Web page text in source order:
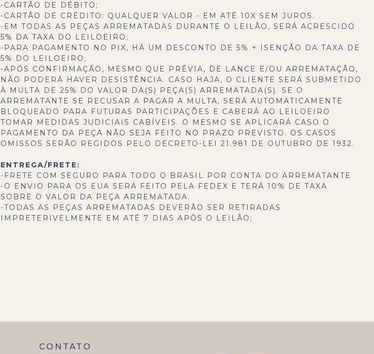
-CARTÃO DE DÉBITO;
-CARTÃO DE CRÉDITO: QUALQUER VALOR - EM ATÉ 10X SEM JUROS.
-EM TODAS AS PEÇAS ARREMATADAS DURANTE O LEILÃO, SERÁ ACRESCIDO
5% DA TAXA DO LEILOEIRO;
-PARA PAGAMENTO NO PIX, HÁ UM DESCONTO DE 5% + ISENÇÃO DA TAXA DE
5% DO LEILOEIRO;
-APÓS CONFIRMAÇÃO, MESMO QUE PRÉVIA, DE LANCE E/OU ARREMATAÇÃO,
NÃO PODERÁ HAVER DESISTÊNCIA. CASO HAJA, O CLIENTE SERÁ SUBMETIDO
À MULTA DE 25% DO VALOR DA(S) PEÇA(S) ARREMATADA(S). SE O
ARREMATANTE SE RECUSAR A PAGAR A MULTA, SERÁ AUTOMATICAMENTE
BLOQUEADO PARA FUTURAS PARTICIPAÇÕES E CABERÁ AO LEILOEIRO
TOMAR MEDIDAS JUDICIAIS CABÍVEIS. O MESMO SE APLICARÁ CASO O
PAGAMENTO DA PEÇA NÃO SEJA FEITO NO PRAZO PREVISTO. OS CASOS
OMISSOS SERÃO REGIDOS PELO DECRETO-LEI 21.981 DE OUTUBRO DE 1932.
ENTREGA/FRETE:
-FRETE COM SEGURO PARA TODO O BRASIL POR CONTA DO ARREMATANTE
-O ENVIO PARA OS EUA SERÁ FEITO PELA FEDEX E TERÁ 10% DE TAXA
SOBRE O VALOR DA PEÇA ARREMATADA.
-TODAS AS PEÇAS ARREMATADAS DEVERÃO SER RETIRADAS
IMPRETERIVELMENTE EM ATÉ 7 DIAS APÓS O LEILÃO;
CONTATO